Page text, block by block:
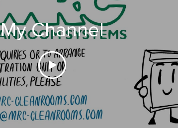
My Channel